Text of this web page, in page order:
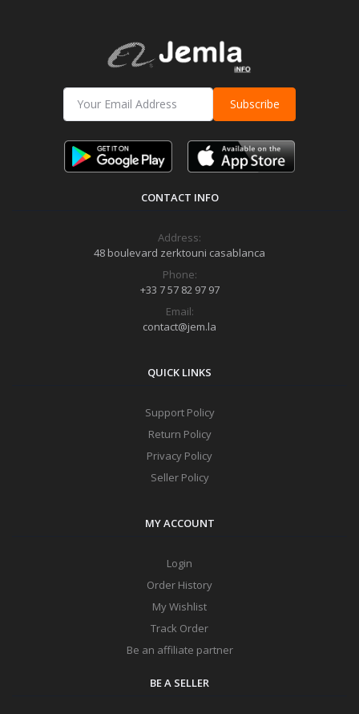
Subscribe
CONTACT INFO
Address:
48 boulevard zerktouni casablanca
Phone:
+33 7 57 82 97 97
Email:
contact@jem.la
QUICK LINKS
Support Policy
Return Policy
Privacy Policy
Seller Policy
MY ACCOUNT
Login
Order History
My Wishlist
Track Order
Be an affiliate partner
BE A SELLER